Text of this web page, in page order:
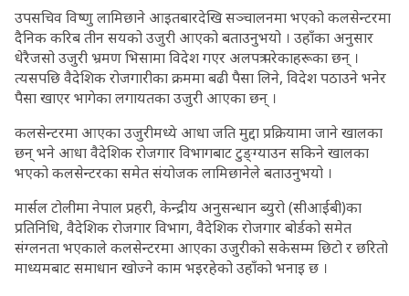
उपसचिव विष्णु लामिछाने आइतबारदेखि सञ्चालनमा भएको कलसेन्टरमा
दैनिक करिब तीन सयको उजुरी आएको बताउनुभयो । उहाँका अनुसार
धेरैजसो उजुरी भ्रमण भिसामा विदेश गएर अलपत्र परेकाहरूका छन् ।
त्यसपछि वैदेशिक रोजगारीका क्रममा बढी पैसा लिने, विदेश पठाउने भनेर
पैसा खाएर भागेका लगायतका उजुरी आएका छन् ।
कलसेन्टरमा आएका उजुरीमध्ये आधा जति मुद्दा प्रक्रियामा जाने खालका
छन् भने आधा वैदेशिक रोजगार विभागबाट टुङ्ग्याउन सकिने खालका
भएको कलसेन्टरका समेत संयोजक लामिछानेले बताउनुभयो ।
मार्सल टोलीमा नेपाल प्रहरी, केन्द्रीय अनुसन्धान ब्युरो (सीआईबी)का
प्रतिनिधि, वैदेशिक रोजगार विभाग, वैदेशिक रोजगार बोर्डको समेत
संग्लनता भएकाले कलसेन्टरमा आएका उजुरीको सकेसम्म छिटो र छरितो
माध्यमबाट समाधान खोज्ने काम भइरहेको उहाँको भनाइ छ ।